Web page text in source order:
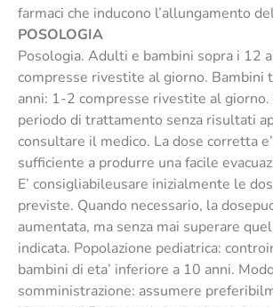
farmaci che inducono l’allungamento
POSOLOGIA
Posologia. Adulti e bambini sopra i 12
compresse rivestite al giorno. Bambini
anni: 1-2 compresse rivestite al giorno.
periodo di trattamento senza risultati
consultare il medico. La dose corretta
sufficiente a produrre una facile
E’ consigliabileusare inizialmente le
previste. Quando necessario, la
aumentata, ma senza mai superare
indicata. Popolazione pediatrica:
bambini di eta’ inferiore a 10 anni.
somministrazione: assumere